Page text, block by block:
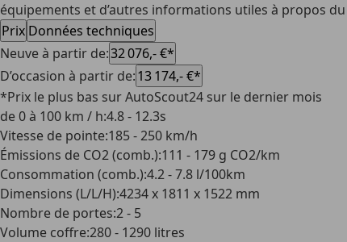
équipements et d’autres informations utiles à propos
Prix Données techniques
Neuve à partir de:32 076,- €*
D’occasion à partir de:13 174,- €*
*Prix le plus bas sur AutoScout24 sur le dernier mois
de 0 à 100 km / h:4.8 - 12.3s
Vitesse de pointe:185 - 250 km/h
Émissions de CO2 (comb.):111 - 179 g CO2/km
Consommation (comb.):4.2 - 7.8 l/100km
Dimensions (L/L/H):4234 x 1811 x 1522 mm
Nombre de portes:2 - 5
Volume coffre:280 - 1290 litres